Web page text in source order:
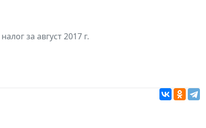
налог за август 2017 г.